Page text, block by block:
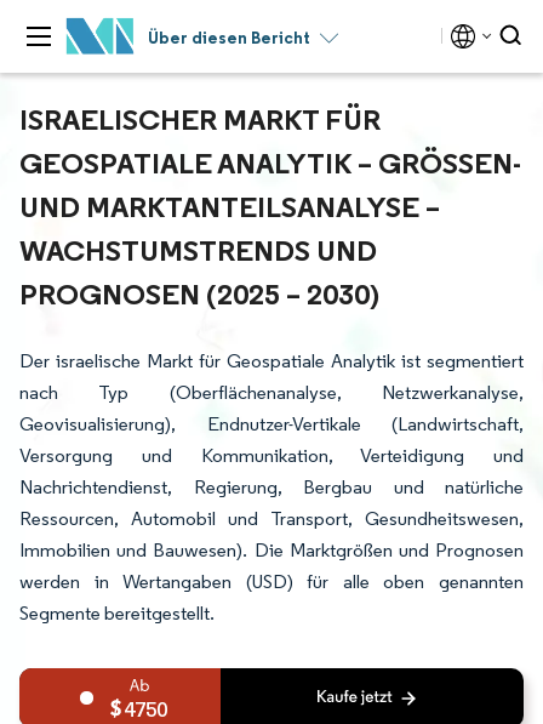
Über diesen Bericht
ISRAELISCHER MARKT FÜR
GEOSPATIALE ANALYTIK – GRÖSSEN- U
ND MARKTANTEILSANALYSE – W
ACHSTUMSTRENDS UND P
ROGNOSEN (2025 – 2030)
Der israelische Markt für Geospatiale Analytik ist segmentiert
nach Typ (Oberflächenanalyse, Netzwerkanalyse,
Geovisualisierung), Endnutzer-Vertikale (Landwirtschaft,
Versorgung und Kommunikation, Verteidigung und
Nachrichtendienst, Regierung, Bergbau und natürliche
Ressourcen, Automobil und Transport, Gesundheitswesen,
Immobilien und Bauwesen). Die Marktgrößen und Prognosen
werden in Wertangaben (USD) für alle oben genannten
Segmente bereitgestellt.
4750